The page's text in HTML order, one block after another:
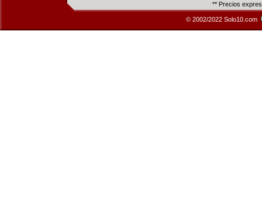
** Precios
© 2002/2022 Solo10.com